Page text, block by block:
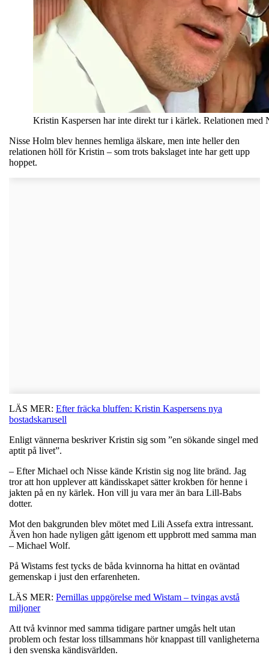
Kristin Kaspersen har inte direkt tur i kärlek. Relationen med
Nisse Holm blev hennes hemliga älskare, men inte heller den
relationen höll för Kristin – som trots bakslaget inte har gett upp
hoppet.
LÄS MER: Efter fräcka bluffen: Kristin Kaspersens nya
bostadskarusell
Enligt vännerna beskriver Kristin sig som ”en sökande singel med
aptit på livet”.
– Efter Michael och Nisse kände Kristin sig nog lite bränd. Jag
tror att hon upplever att kändisskapet sätter krokben för henne i
jakten på en ny kärlek. Hon vill ju vara mer än bara Lill-Babs
dotter.
Mot den bakgrunden blev mötet med Lili Assefa extra intressant.
Även hon hade nyligen gått igenom ett uppbrott med samma man
– Michael Wolf.
På Wistams fest tycks de båda kvinnorna ha hittat en oväntad
gemenskap i just den erfarenheten.
LÄS MER: Pernillas uppgörelse med Wistam – tvingas avstå
miljoner
Att två kvinnor med samma tidigare partner umgås helt utan
problem och festar loss tillsammans hör knappast till vanligheterna
i den svenska kändisvärlden.